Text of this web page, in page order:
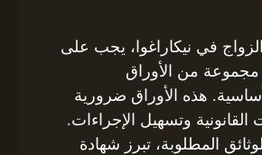
في نيكاراغوا، يجب على
مجموعة من الأوراق
هذه الأوراق ضرورية
القانونية وتسهيل الإجراءات.
المطلوبة، تبرز شهادة